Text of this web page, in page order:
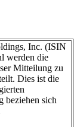
Inc. (ISIN
werden die
Mitteilung zu
Dies ist die
beziehen sich